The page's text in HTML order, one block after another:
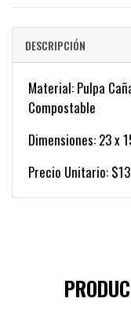
DESCRIPCIÓN
Material: Pulpa
Compostable
Dimensiones: 23 x
Precio Unitario: